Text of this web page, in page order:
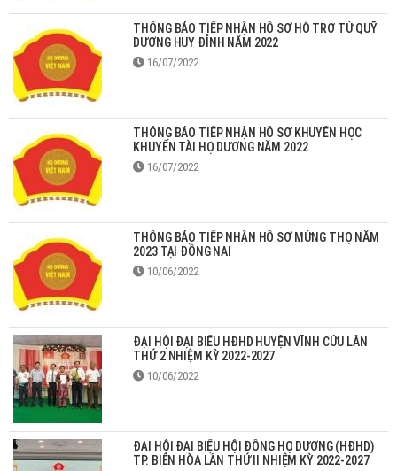
THÔNG BÁO TIẾP NHẬN HỒ SƠ HỖ TRỢ TỪ QUỸ
DƯƠNG HUY ĐỈNH NĂM 2022
16/07/2022
THÔNG BÁO TIẾP NHẬN HỒ SƠ KHUYẾN HỌC
KHUYẾN TÀI HỌ DƯƠNG NĂM 2022
16/07/2022
THÔNG BÁO TIẾP NHẬN HỒ SƠ MỪNG THỌ NĂM
2023 TẠI ĐỒNG NAI
10/06/2022
ĐẠI HỘI ĐẠI BIỂU HĐHD HUYỆN VĨNH CỬU LẦN
THỨ 2 NHIỆM KỲ 2022-2027
10/06/2022
ĐẠI HỘI ĐẠI BIỂU HỘI ĐỒNG HỌ DƯƠNG (HĐHD)
TP. BIÊN HÒA LẦN THỨ II NHIỆM KỲ 2022-2027